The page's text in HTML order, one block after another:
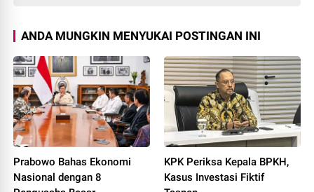
ANDA MUNGKIN MENYUKAI POSTINGAN INI
Prabowo Bahas Ekonomi
Nasional dengan 8
KPK Periksa Kepala BPKH,
Kasus Investasi Fiktif